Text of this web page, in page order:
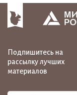
Подпишитесь на
рассылку лучших
материалов